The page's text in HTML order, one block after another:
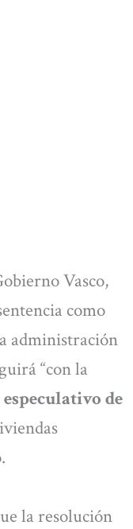
Vasco,
como
administración
“con la
especulativo de
la resolución